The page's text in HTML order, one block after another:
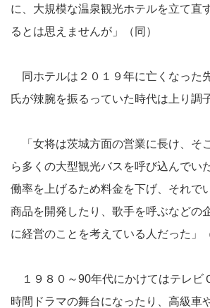
に、大規模な温泉観光ホテルを立て直
るとは思えませんが」（同）
同ホテルは２０１９年に亡くなった
氏が辣腕を振るっていた時代は上り調
「女将は茨城方面の営業に長け、そ
ら多くの大型観光バスを呼び込んでい
働率を上げるため料金を下げ、それで
商品を開発したり、歌手を呼ぶなどの
に経営のことを考えている人だった」
１９８０～90年代にかけてはテレビ
時間ドラマの舞台になったり、高級車